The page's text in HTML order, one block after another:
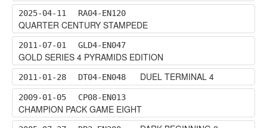
2025-04-11 RA04-EN120
QUARTER CENTURY STAMPEDE
2011-07-01 GLD4-EN047
GOLD SERIES 4 PYRAMIDS EDITION
2011-01-28 DT04-EN048 DUEL TERMINAL 4
2009-01-05 CP08-EN013
CHAMPION PACK GAME EIGHT